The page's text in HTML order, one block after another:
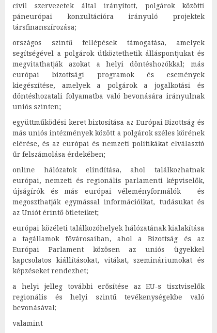
civil szervezetek által irányított, polgárok közötti
páneurópai konzultációra irányuló projektek
társfinanszírozása;
országos szintű fellépések támogatása, amelyek
segítségével a polgárok ütköztethetik álláspontjukat és
megvitathatják azokat a helyi döntéshozókkal; más
európai bizottsági programok és események
kiegészítése, amelyek a polgárok a jogalkotási és
döntéshozatali folyamatba való bevonására irányulnak
uniós szinten;
együttműködési keret biztosítása az Európai Bizottság és
más uniós intézmények között a polgárok széles körének
elérése, és az európai és nemzeti politikákat elválasztó
űr felszámolása érdekében;
online hálózatok elindítása, ahol találkozhatnak
európai, nemzeti és regionális parlamenti képviselők,
újságírók és más európai véleményformálók – és
megoszthatják egymással információikat, tudásukat és
az Uniót érintő ötleteiket;
európai közéleti találkozóhelyek hálózatának kialakítása
a tagállamok fővárosaiban, ahol a Bizottság és az
Európai Parlament közösen az uniós ügyekkel
kapcsolatos kiállításokat, vitákat, szemináriumokat és
képzéseket rendezhet;
a helyi jelleg további erősítése az EU-s tisztviselők
regionális és helyi szintű tevékenységekbe való
bevonásával;
valamint